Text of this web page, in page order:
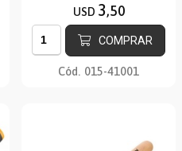
USD 3,50
COMPRAR
Cód. 015-41001